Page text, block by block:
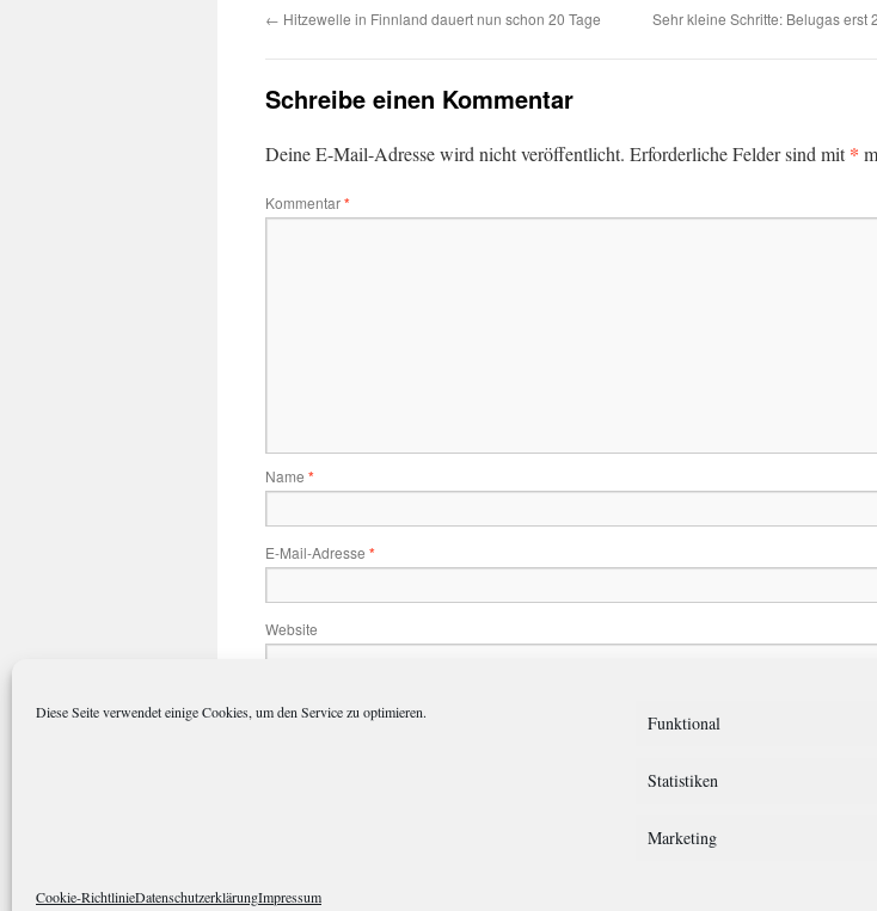
Diese Seite verwendet einige Cookies, um den Service zu optimieren. Funktional
Statistiken
Marketing
Cookie-RichtlinieDatenschutzerklärungImpressum
← Hitzewelle in Finnland dauert nun schon 20 Tage Sehr kleine Schritte: Belugas erst
Schreibe einen Kommentar
Deine E-Mail-Adresse wird nicht veröffentlicht. Erforderliche Felder sind mit*
Kommentar*
Name *
E-Mail-Adresse *
Website
Name, E-Mail-Adresse und Website in diesem Browser für meinen nächsten Kommentar